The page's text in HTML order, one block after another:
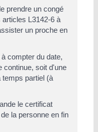
prendre un congé
L3142-6 à
un proche en
compter du date,
continue, soit d'une
temps partiel (à
le certificat
la personne en fin